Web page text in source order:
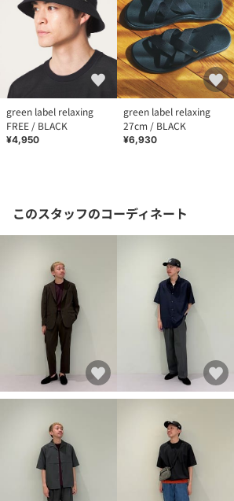
green label relaxing
FREE / BLACK
¥4,950
green label relaxing
27cm / BLACK
¥6,930
このスタッフのコーディネート